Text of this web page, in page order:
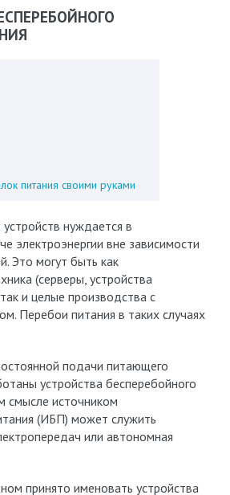
питания своими руками
нуждается в
электроэнергии вне зависимости
Это могут быть как
(серверы, устройства
и целые производства с
Перебои питания в таких случаях
подачи питающего
устройства бесперебойного
смысле источником
(ИБП) может служить
или автономная
принято именовать устройства